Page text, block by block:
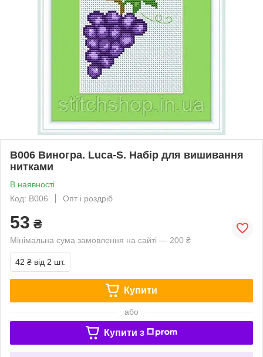
B006 Виногра. Luca-S. Набір для вишивання
нитками
В наявності
Код: B006
Опт і роздріб
53 ₴
Мінімальна сума замовлення на сайті — 200 ₴
42 ₴ від 2 шт.
Купити
або
Купити з